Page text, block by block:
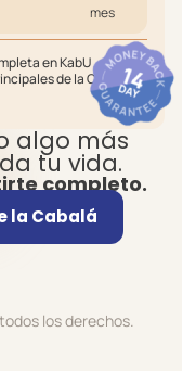
mes
en KabU
de la Cabalá
algo más
tu vida.
completo.
la Cabalá
los derechos.